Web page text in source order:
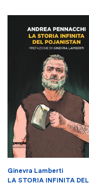
Ginevra Lamberti
LA STORIA INFINITA DEL